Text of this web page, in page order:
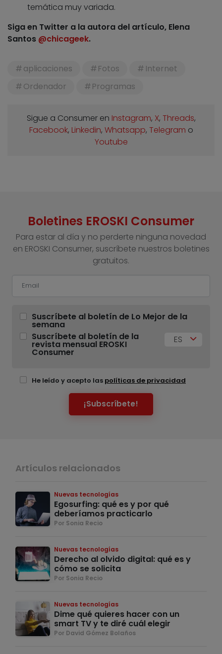
temática muy variada.
Siga en Twitter a la autora del artículo, Elena
Santos @chicageek.
aplicaciones Fotos
Internet
Ordenador
Programas
Sigue a Consumer en Instagram, X, Threads,
Facebook, Linkedin, Whatsapp, Telegram o
Youtube
Boletines EROSKI Consumer
Para estar al día y no perderte ninguna novedad
en EROSKI Consumer, suscríbete nuestros boletines
gratuitos.
Suscríbete al boletín de Lo Mejor de la
semana
Suscríbete al boletín de la
revista mensual EROSKI
Consumer
ES
He leído y acepto las políticas de privacidad
¡Subscríbete!
Artículos relacionados
Nuevas tecnologías
Egosurfing: qué es y por qué
deberíamos practicarlo
Por Sonia Recio
Nuevas tecnologías
Derecho al olvido digital: qué es y
cómo se solicita
Por Sonia Recio
Nuevas tecnologías
Dime qué quieres hacer con un
smart TV y te diré cuál elegir
Por David Gómez Bolaños